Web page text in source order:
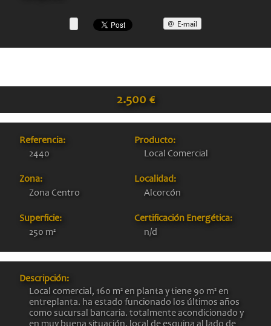
E-mail
2.500 €
Referencia:
2440
Producto:
Local Comercial
Zona:
Zona Centro
Localidad:
Alcorcón
Superficie:
250 m²
Certificación Energética:
n/d
Descripción:
Local comercial, 160 m² en planta y tiene 90 m² en
entreplanta. ha estado funcionado los últimos años
como sucursal bancaria. totalmente acondicionado y
en muy buena situación. local de esquina al lado de